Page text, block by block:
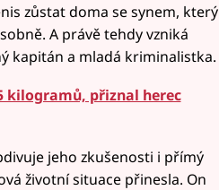
zůstat doma se synem, který
A právě tehdy vzniká
kapitán a mladá kriminalistka.
kilogramů, přiznal herec
jeho zkušenosti i přímý
životní situace přinesla. On